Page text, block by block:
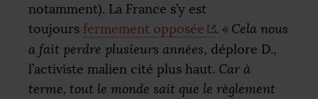
notamment). La France s’y est
toujours fermement opposée . « Cela nous
a fait perdre plusieurs années, déplore D.,
l’activiste malien cité plus haut. Car à
terme, tout le monde sait que le règlement